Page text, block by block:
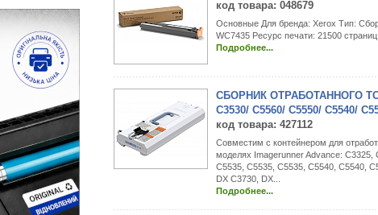
код товара: 048679
Основные Для бренда: Xerox Тип:
WC7435 Ресурс печати: 21500 страниц
Подробнее...
СБОРНИК ОТРАБОТАННОГО
C3530/ C5560/ C5550/ C5540/
код товара: 427112
Совместим с контейнером для
моделях Imagerunner Advance: C3325,
C5535, C5535, C5535, C5540, C5540,
DX C3730, DX...
Подробнее...